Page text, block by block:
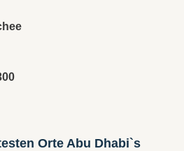
Orte Abu Dhabi`s